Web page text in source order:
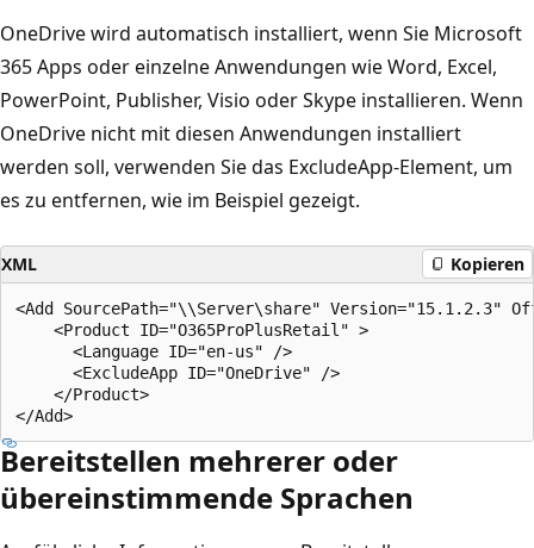
OneDrive wird automatisch installiert, wenn Sie Microsoft
365 Apps oder einzelne Anwendungen wie Word, Excel,
PowerPoint, Publisher, Visio oder Skype installieren. Wenn
OneDrive nicht mit diesen Anwendungen installiert
werden soll, verwenden Sie das ExcludeApp-Element, um
es zu entfernen, wie im Beispiel gezeigt.
XML Kopieren
<Add SourcePath="\\Server\share" Version="15.1.2.3"
    <Product ID="O365ProPlusRetail" >
      <Language ID="en-us" />
      <ExcludeApp ID="OneDrive" />
    </Product>
Bereitstellen mehrerer oder
übereinstimmende Sprachen